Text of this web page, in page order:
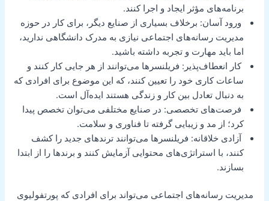
برنامه‌های مؤثر ایجاد و اجرا کنند.
ورود آسان: برخلاف بسیاری از صنایع دیگر، برای کار در حوزه
مدیریت رسانه‌های اجتماعی نیازی به مدرک دانشگاهی ندارید،
اما باید مهارت و تجربه داشته باشید.
کار انعطاف‌پذیر: فریلنسرها می‌توانند از هر جایی کار کنند و
ساعات کاری خود را تعیین کنند، که این موضوع برای افرادی که
به دنبال تعادل بین کار و زندگی هستند ایده‌آل است.
فرصت‌های تخصصی: در صنایع مختلفی می‌توان تخصص پیدا
کرد؛ از مد و زیبایی گرفته تا فناوری و سلامت.
آزادی خلاقانه: فریلنسرها می‌توانند ترندهای جدید را کشف
کنند، با استراتژی‌های محتوایی آزمایش کنند و برندها را از ابتدا
بسازند.
مدیریت رسانه‌های اجتماعی می‌تواند برای افرادی که پورتفولیوی